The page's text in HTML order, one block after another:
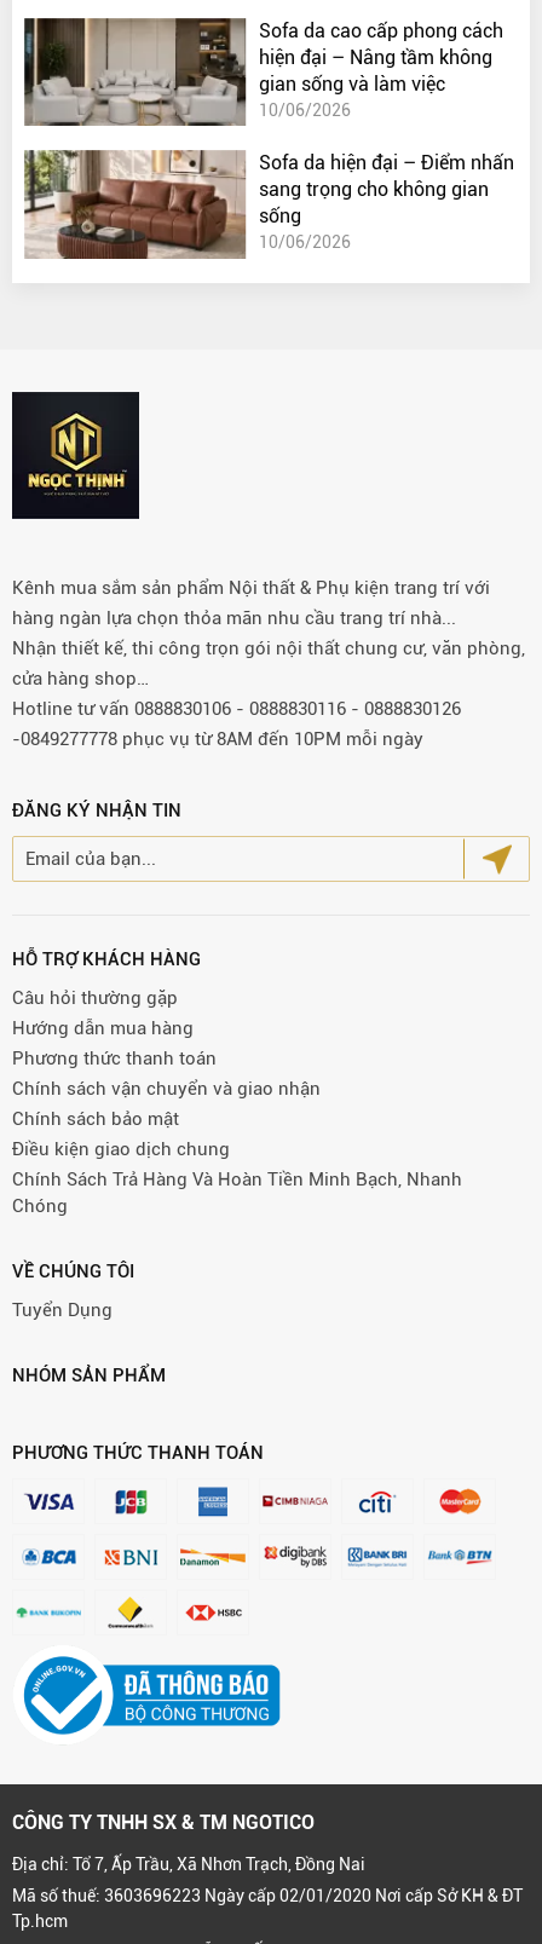
Sofa da cao cấp phong cách
hiện đại – Nâng tầm không
gian sống và làm việc
10/06/2026
Sofa da hiện đại – Điểm nhấn
sang trọng cho không gian
sống
10/06/2026
Kênh mua sắm sản phẩm Nội thất & Phụ kiện trang trí với
hàng ngàn lựa chọn thỏa mãn nhu cầu trang trí nhà...
Nhận thiết kế, thi công trọn gói nội thất chung cư, văn phòng,
cửa hàng shop…
Hotline tư vấn 0888830106 - 0888830116 - 0888830126
-0849277778 phục vụ từ 8AM đến 10PM mỗi ngày
ĐĂNG KÝ NHẬN TIN
HỖ TRỢ KHÁCH HÀNG
Câu hỏi thường gặp
Hướng dẫn mua hàng
Phương thức thanh toán
Chính sách vận chuyển và giao nhận
Chính sách bảo mật
Điều kiện giao dịch chung
Chính Sách Trả Hàng Và Hoàn Tiền Minh Bạch, Nhanh
Chóng
VỀ CHÚNG TÔI
Tuyển Dụng
NHÓM SẢN PHẨM
PHƯƠNG THỨC THANH TOÁN
CÔNG TY TNHH SX & TM NGOTICO
Địa chỉ: Tổ 7, Ấp Trầu, Xã Nhơn Trạch, Đồng Nai
Mã số thuế: 3603696223 Ngày cấp 02/01/2020 Nơi cấp Sở KH & ĐT
Tp.hcm